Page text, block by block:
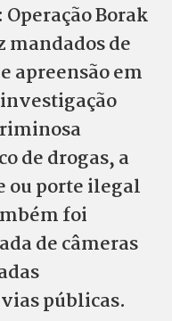
Borak
mandados de
apreensão em
de drogas, a
ou porte ilegal
foi
de câmeras
públicas.